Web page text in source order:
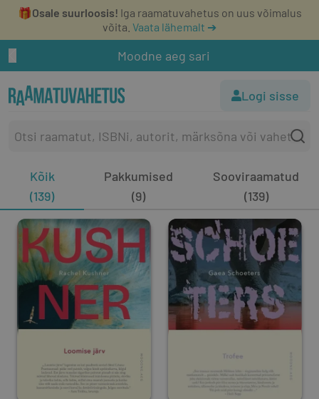
🎁Osale suurloosis! Iga raamatuvahetus on uus võimalus
võita. Vaata lähemalt ➔
Moodne aeg sari
Logi sisse
Kõik
(139)
Pakkumised
(9)
Sooviraamatud
(139)